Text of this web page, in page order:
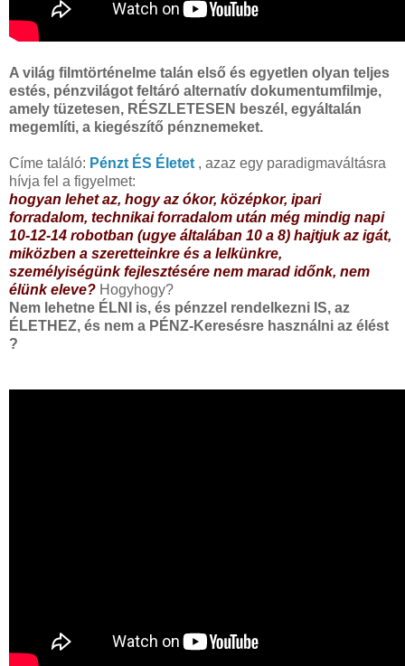
A világ filmtörténelme talán első és egyetlen olyan teljes
estés, pénzvilágot feltáró alternatív dokumentumfilmje,
amely tüzetesen, RÉSZLETESEN beszél, egyáltalán
megemlíti, a kiegészítő pénznemeket.
Címe találó: Pénzt ÉS Életet , azaz egy paradigmaváltásra
hívja fel a figyelmet:
hogyan lehet az, hogy az ókor, középkor, ipari
forradalom, technikai forradalom után még mindig napi
10-12-14 robotban (ugye általában 10 a 8) hajtjuk az igát,
miközben a szeretteinkre és a lelkünkre,
személyiségünk fejlesztésére nem marad időnk, nem
élünk eleve? Hogyhogy?
Nem lehetne ÉLNI is, és pénzzel rendelkezni IS, az
ÉLETHEZ, és nem a PÉNZ-Keresésre használni az élést
?